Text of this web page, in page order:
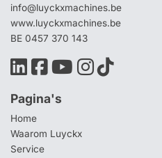
info@luyckxmachines.be
www.luyckxmachines.be
BE 0457 370 143
Pagina's
Home
Waarom Luyckx
Service